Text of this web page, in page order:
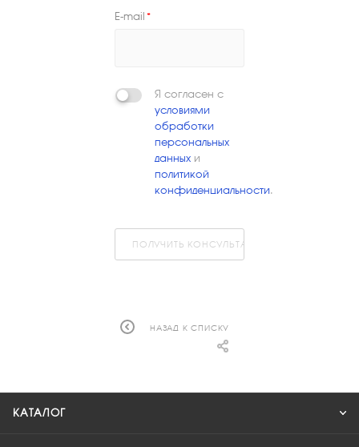
E-mail *
Я согласен с
условиями
обработки
персональных
данных и
политикой
конфиденциальности.
ПОЛУЧИТЬ КОНСУЛЬТАЦИЮ
НАЗАД К СПИСКУ
КАТАЛОГ